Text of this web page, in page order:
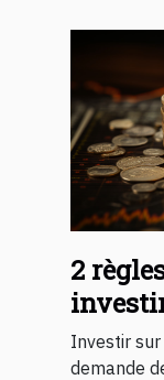
2
Investir
demande